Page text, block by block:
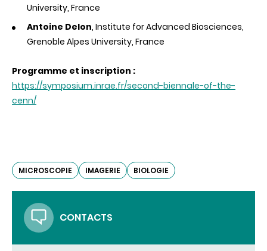
University, France
Antoine Delon, Institute for Advanced Biosciences,
Grenoble Alpes University, France
Programme et inscription :
https://symposium.inrae.fr/second-biennale-of-the-
cenn/
MICROSCOPIE IMAGERIE BIOLOGIE
CONTACTS